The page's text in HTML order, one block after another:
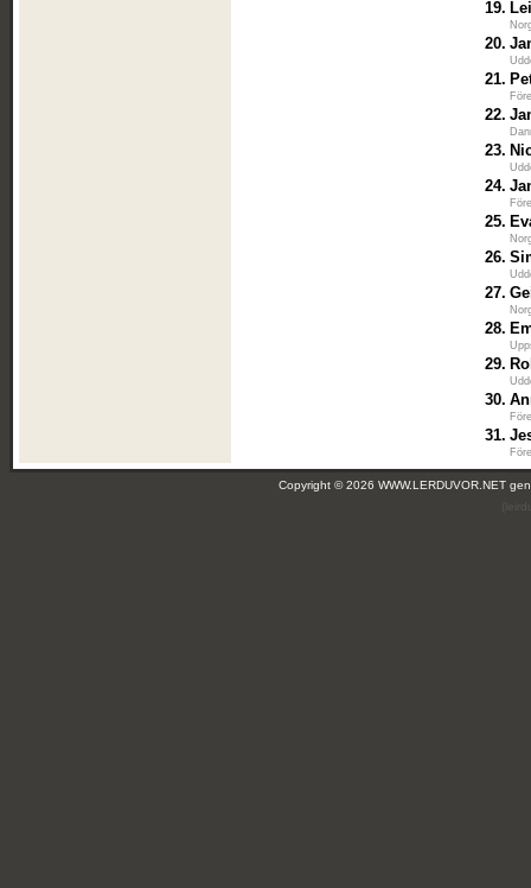
19.
20.
21.
22.
23.
24.
25.
26.
27.
28.
29.
30.
31.
Copyright © 2026 WWW.LERDUVOR.NET